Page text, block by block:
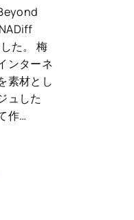
た。 梅
ンターネ
素材とし
ュした
作…